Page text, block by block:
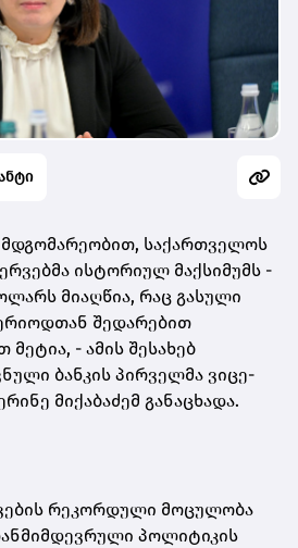
საქართველოს
ისტორიულ მაქსიმუმს -
მიაღწია, რაც გასული
შედარებით
მეტია, - ამის შესახებ
ბანკის პირველმა ვიცე-
მიქაბაძემ განაცხადა.
რეკორდული მოცულობა
პოლიტიკის